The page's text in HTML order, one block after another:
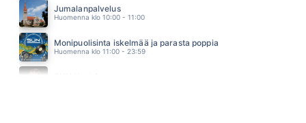
Jumalanpalvelus
Huomenna klo 10:00 - 11:00
Monipuolisinta iskelmää ja parasta poppia
Huomenna klo 11:00 - 23:59